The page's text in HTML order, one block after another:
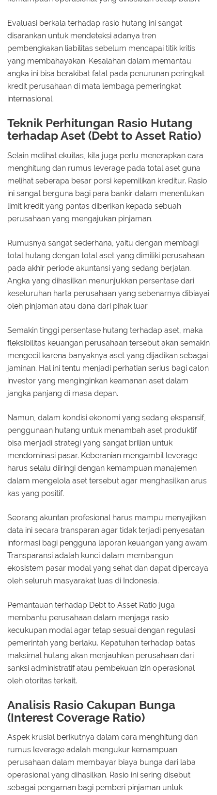
Evaluasi berkala terhadap rasio hutang ini sangat
disarankan untuk mendeteksi adanya tren
pembengkakan liabilitas sebelum mencapai titik kritis
yang membahayakan. Kesalahan dalam memantau
angka ini bisa berakibat fatal pada penurunan peringkat
kredit perusahaan di mata lembaga pemeringkat
internasional.
Teknik Perhitungan Rasio Hutang
terhadap Aset (Debt to Asset Ratio)
Selain melihat ekuitas, kita juga perlu menerapkan cara
menghitung dan rumus leverage pada total aset guna
melihat seberapa besar porsi kepemilikan kreditur. Rasio
ini sangat berguna bagi para bankir dalam menentukan
limit kredit yang pantas diberikan kepada sebuah
perusahaan yang mengajukan pinjaman.
Rumusnya sangat sederhana, yaitu dengan membagi
total hutang dengan total aset yang dimiliki perusahaan
pada akhir periode akuntansi yang sedang berjalan.
Angka yang dihasilkan menunjukkan persentase dari
keseluruhan harta perusahaan yang sebenarnya dibiayai
oleh pinjaman atau dana dari pihak luar.
Semakin tinggi persentase hutang terhadap aset, maka
fleksibilitas keuangan perusahaan tersebut akan semakin
mengecil karena banyaknya aset yang dijadikan sebagai
jaminan. Hal ini tentu menjadi perhatian serius bagi calon
investor yang menginginkan keamanan aset dalam
jangka panjang di masa depan.
Namun, dalam kondisi ekonomi yang sedang ekspansif,
penggunaan hutang untuk menambah aset produktif
bisa menjadi strategi yang sangat brilian untuk
mendominasi pasar. Keberanian mengambil leverage
harus selalu diiringi dengan kemampuan manajemen
dalam mengelola aset tersebut agar menghasilkan arus
kas yang positif.
Seorang akuntan profesional harus mampu menyajikan
data ini secara transparan agar tidak terjadi penyesatan
informasi bagi pengguna laporan keuangan yang awam.
Transparansi adalah kunci dalam membangun
ekosistem pasar modal yang sehat dan dapat dipercaya
oleh seluruh masyarakat luas di Indonesia.
Pemantauan terhadap Debt to Asset Ratio juga
membantu perusahaan dalam menjaga rasio
kecukupan modal agar tetap sesuai dengan regulasi
pemerintah yang berlaku. Kepatuhan terhadap batas
maksimal hutang akan menjauhkan perusahaan dari
sanksi administratif atau pembekuan izin operasional
oleh otoritas terkait.
Analisis Rasio Cakupan Bunga
(Interest Coverage Ratio)
Aspek krusial berikutnya dalam cara menghitung dan
rumus leverage adalah mengukur kemampuan
perusahaan dalam membayar biaya bunga dari laba
operasional yang dihasilkan. Rasio ini sering disebut
sebagai pengaman bagi pemberi pinjaman untuk